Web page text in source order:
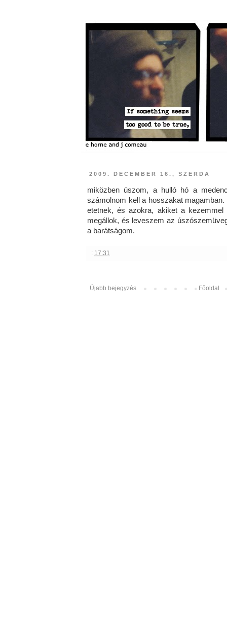
2009. DECEMBER 16., SZERDA
miközben úszom, a hulló hó a
számolnom kell a hosszakat
etetnek, és azokra, akiket a
megállok, és leveszem az
a barátságom.
: 17:31
Újabb bejegyzés Főoldal